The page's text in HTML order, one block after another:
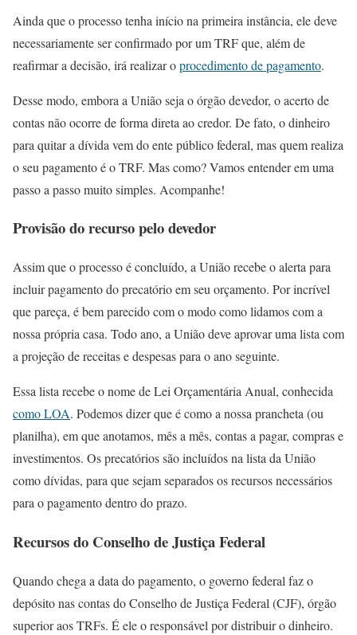
Ainda que o processo tenha início na primeira instância, ele deve
necessariamente ser confirmado por um TRF que, além de
reafirmar a decisão, irá realizar oprocedimento de pagamento.
Desse modo, embora a União seja o órgão devedor, o acerto de
contas não ocorre de forma direta ao credor. De fato, o dinheiro
para quitar a dívida vem do ente público federal, mas quem realiza
o seu pagamento é o TRF. Mas como? Vamos entender em uma
passo a passo muito simples. Acompanhe!
Provisão do recurso pelo devedor
Assim que o processo é concluído, a União recebe o alerta para
incluir pagamento do precatório em seu orçamento. Por incrível
que pareça, é bem parecido com o modo como lidamos com a
nossa própria casa. Todo ano, a União deve aprovar uma lista com
a projeção de receitas e despesas para o ano seguinte.
Essa lista recebe o nome de Lei Orçamentária Anual, conhecida
como LOA. Podemos dizer que é como a nossa prancheta (ou
planilha), em que anotamos, mês a mês, contas a pagar, compras e
investimentos. Os precatórios são incluídos na lista da União
como dívidas, para que sejam separados os recursos necessários
para o pagamento dentro do prazo.
Recursos do Conselho de Justiça Federal
Quando chega a data do pagamento, o governo federal faz o
depósito nas contas do Conselho de Justiça Federal (CJF), órgão
superior aos TRFs. É ele o responsável por distribuir o dinheiro.